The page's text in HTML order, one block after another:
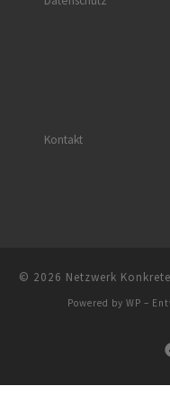
Kontakt
© 2026 Netzwerk
Powered by WP –